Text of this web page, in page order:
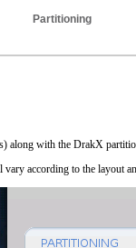
Partitioning
along with the DrakX
according to the layout